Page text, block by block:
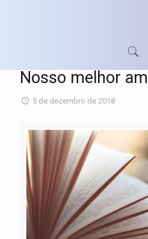
Nosso melhor
5 de dezembro de 2018